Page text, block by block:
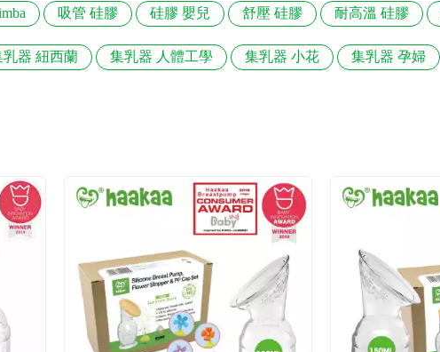
吸管 硅膠 硅膠 嬰兒 舒壓 硅膠 耐高溫 硅膠
乳器 紐西蘭 集乳器 人體工學 集乳器 小花 集乳器 孕婦